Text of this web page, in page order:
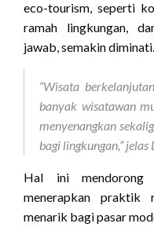
eco-tourism, seperti
ramah lingkungan,
jawab, semakin diminati.
“Wisata
banyak wisatawan
menyenangkan
bagi lingkungan,” jelas
Hal ini mendorong
menerapkan praktik
menarik bagi pasar